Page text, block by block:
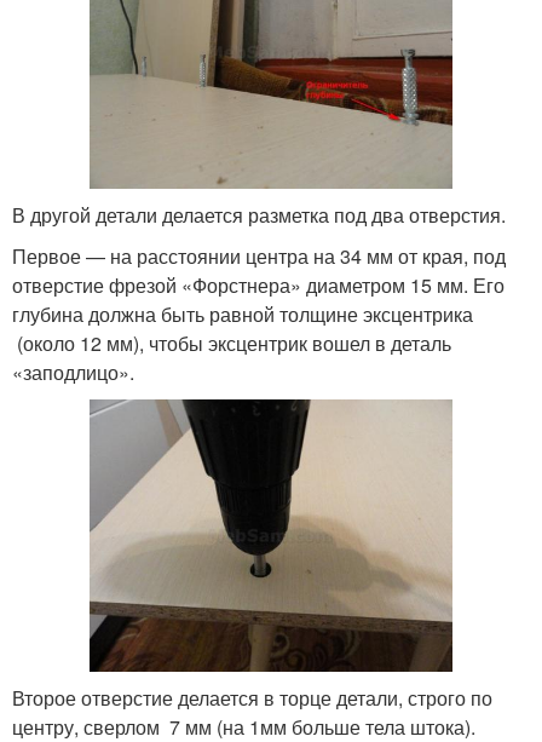
В другой детали делается разметка под два отверстия.
Первое — на расстоянии центра на 34 мм от края, под
отверстие фрезой «Форстнера» диаметром 15 мм. Его
глубина должна быть равной толщине эксцентрика
(около 12 мм), чтобы эксцентрик вошел в деталь
«заподлицо».
Второе отверстие делается в торце детали, строго по
центру, сверлом 7 мм (на 1мм больше тела штока).